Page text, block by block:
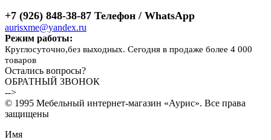
+7 (926) 848-38-87 Телефон / WhatsApp
aurisxme@yandex.ru
Режим работы:
Круглосуточно,без выходных. Сегодня в продаже более 4 000
товаров
Остались вопросы?
ОБРАТНЫЙ ЗВОНОК
-->
© 1995 Мебельный интернет-магазин «Аурис». Все права
защищены
Имя